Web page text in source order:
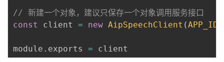
// 新建一个对象，建议只保存一个对象调用服务接口
const
client = new AipSpeechClient (APP_ID
module . exports =